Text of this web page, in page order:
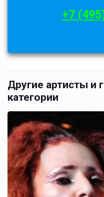
+7
Другие артисты и
категории